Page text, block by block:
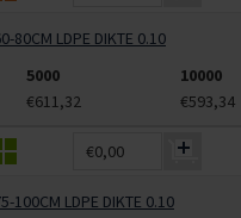
80CM LDPE DIKTE 0.10
5000
10000
€611,32 €593,34
€0,00
100CM LDPE DIKTE 0.10